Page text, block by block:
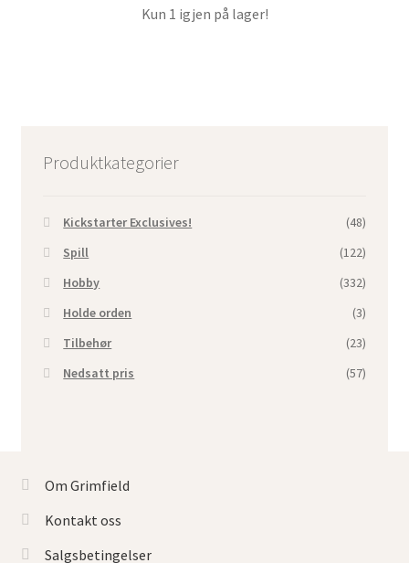
Kun 1 igjen på lager!
Produktkategorier
Kickstarter Exclusives!
(48)
Spill
(122)
Hobby
(332)
Holde orden
(3)
Tilbehør
(23)
Nedsatt pris
(57)
Om Grimfield
Kontakt oss
Salgsbetingelser